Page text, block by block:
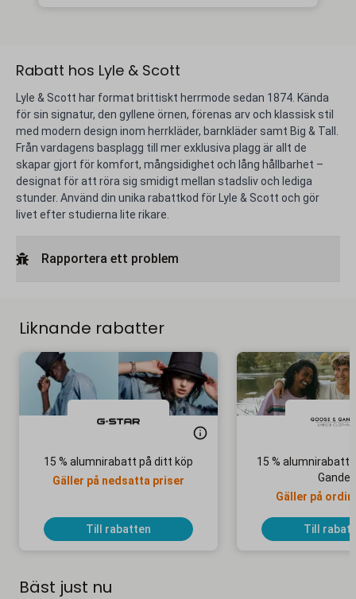
Rabatt hos Lyle & Scott
Lyle & Scott har format brittiskt herrmode sedan 1874. Kända
för sin signatur, den gyllene örnen, förenas arv och klassisk stil
med modern design inom herrkläder, barnkläder samt Big & Tall.
Från vardagens basplagg till mer exklusiva plagg är allt de
skapar gjort för komfort, mångsidighet och lång hållbarhet –
designat för att röra sig smidigt mellan stadsliv och lediga
stunder. Använd din unika rabattkod för Lyle & Scott och gör
livet efter studierna lite rikare.
Rapportera ett problem
Liknande rabatter
15 % alumnirabatt på ditt köp
Gäller på nedsatta priser
Till rabatten
15 % alumnirabatt
Gander
Gäller på
Till
Bäst just nu